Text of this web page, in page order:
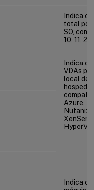
Indica o
total por
SO,
10, 11,
Indica o
VDAs
local de
Azure,
Nutanix,
HyperV.
Indica o